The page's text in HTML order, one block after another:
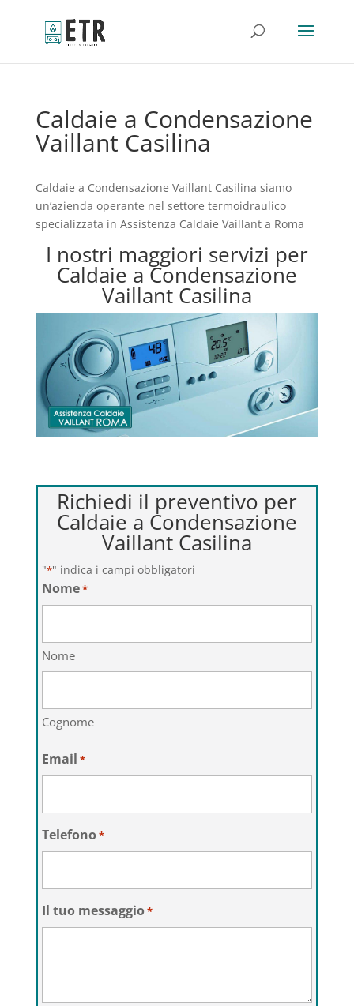
Caldaie a Condensazione
Vaillant Casilina
Caldaie a Condensazione Vaillant Casilina siamo
un’azienda operante nel settore termoidraulico
specializzata in Assistenza Caldaie Vaillant a Roma
I nostri maggiori servizi per
Caldaie a Condensazione
Vaillant Casilina
Richiedi il preventivo per
Caldaie a Condensazione
Vaillant Casilina
"*" indica i campi obbligatori
Nome*
Nome
Cognome
Email *
Telefono*
Il tuo messaggio*